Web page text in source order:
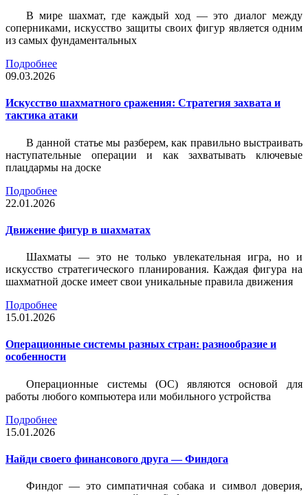
В мире шахмат, где каждый ход — это диалог между
соперниками, искусство защиты своих фигур является одним
из самых фундаментальных
Подробнее
09.03.2026
Искусство шахматного сражения: Стратегия захвата и
тактика атаки
В данной статье мы разберем, как правильно выстраивать
наступательные операции и как захватывать ключевые
плацдармы на доске
Подробнее
22.01.2026
Движение фигур в шахматах
Шахматы — это не только увлекательная игра, но и
искусство стратегического планирования. Каждая фигура на
шахматной доске имеет свои уникальные правила движения
Подробнее
15.01.2026
Операционные системы разных стран: разнообразие и
особенности
Операционные системы (ОС) являются основой для
работы любого компьютера или мобильного устройства
Подробнее
15.01.2026
Найди своего финансового друга — Финдога
Финдог — это симпатичная собака и символ доверия,